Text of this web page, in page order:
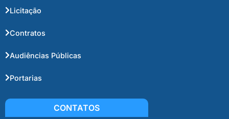
Licitação
Contratos
Audiências Públicas
Portarias
CONTATOS